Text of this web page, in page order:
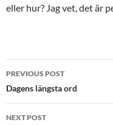
eller hur? Jag vet, det är
Post
navigation
PREVIOUS POST
Dagens längsta ord
NEXT POST